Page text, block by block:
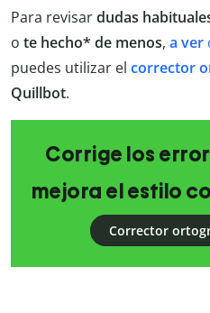
Para revisardudas
o te hecho* de menos, a ver
puedes utilizar el corrector
Quillbot.
Corrige los
mejora el estilo
Corrector